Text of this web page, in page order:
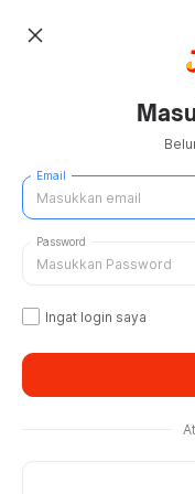
close
Email
Password
Ingat login saya